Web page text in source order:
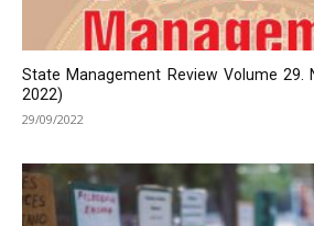
State Management Review Volume 29.
2022)
29/09/2022